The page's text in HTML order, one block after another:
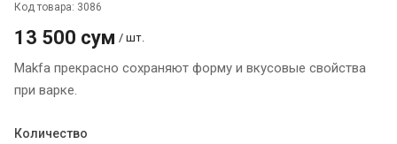
Код товара: 3086
13 500 сум / шт.
Makfa прекрасно сохраняют форму и вкусовые свойства
при варке.
Количество